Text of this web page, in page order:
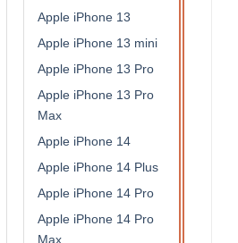
Apple iPhone 13
Apple iPhone 13 mini
Apple iPhone 13 Pro
Apple iPhone 13 Pro
Max
Apple iPhone 14
Apple iPhone 14 Plus
Apple iPhone 14 Pro
Apple iPhone 14 Pro
Max